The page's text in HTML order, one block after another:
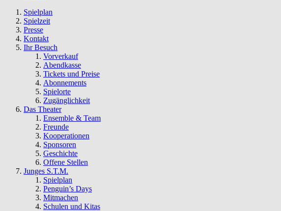
Spielplan
Spielzeit
Presse
Kontakt
Ihr Besuch
Vorverkauf
Abendkasse
Tickets und Preise
Abonnements
Spielorte
Zugänglichkeit
Das Theater
Ensemble & Team
Freunde
Kooperationen
Sponsoren
Geschichte
Offene Stellen
Junges S.T.M.
Spielplan
Penguin’s Days
Mitmachen
Schulen und Kitas